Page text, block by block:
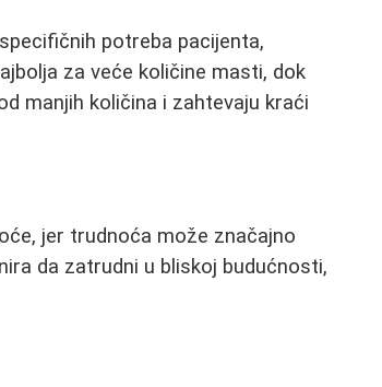
potreba pacijenta,
za veće količine masti, dok
manjih količina i zahtevaju kraći
jer trudnoća može značajno
da zatrudni u bliskoj budućnosti,